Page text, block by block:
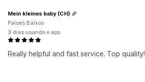
Really helpful and fast service. Top quality!
Mein kleines baby (CH)
Países Baixos
3 dias usando o app